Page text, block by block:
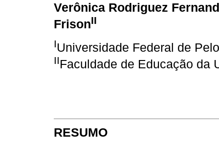
Verônica Rodriguez
FrisonII
IUniversidade Federal de
IIFaculdade de Educação da
RESUMO